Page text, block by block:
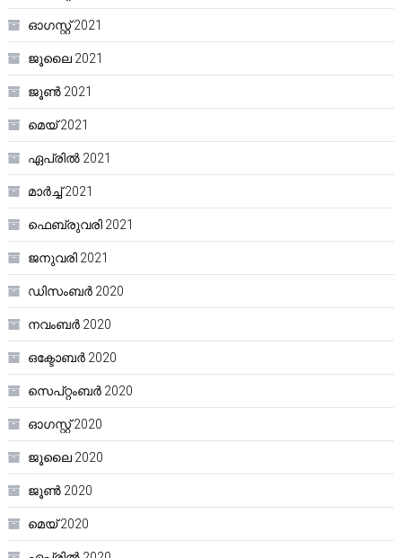
ഓഗസ്റ്റ്‌ 2021
ജൂലൈ 2021
ജൂൺ 2021
മെയ്‌ 2021
ഏപ്രിൽ 2021
മാർച്ച്‌ 2021
ഫെബ്രുവരി 2021
ജനുവരി 2021
ഡിസംബർ 2020
നവംബർ 2020
ഒക്ടോബർ 2020
സെപ്റ്റംബർ 2020
ഓഗസ്റ്റ്‌ 2020
ജൂലൈ 2020
ജൂൺ 2020
മെയ്‌ 2020